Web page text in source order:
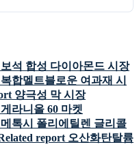
보석 합성 다이아몬드 시장
복합멜트블로운 여과재 시
양극성 막 시장
게라니올 60 마켓
메톡시 폴리에틸렌 글리콜
오산화탄탈륨